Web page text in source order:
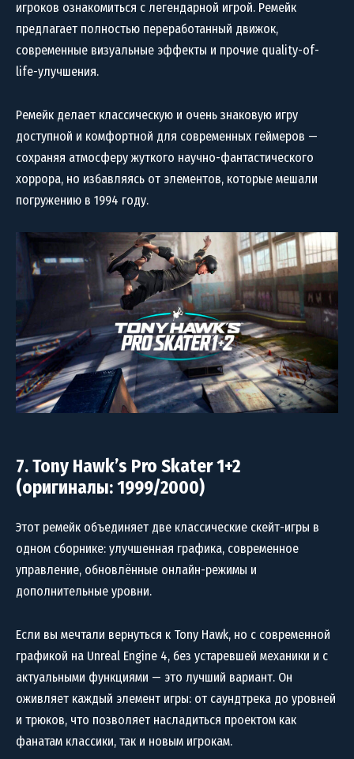
игроков ознакомиться с легендарной игрой. Ремейк
предлагает полностью переработанный движок,
современные визуальные эффекты и прочие quality-of-
life-улучшения.
Ремейк делает классическую и очень знаковую игру
доступной и комфортной для современных геймеров —
сохраняя атмосферу жуткого научно-фантастического
хоррора, но избавляясь от элементов, которые мешали
погружению в 1994 году.
7. Tony Hawk’s Pro Skater 1+2
(оригиналы: 1999/2000)
Этот ремейк объединяет две классические скейт-игры в
одном сборнике: улучшенная графика, современное
управление, обновлённые онлайн-режимы и
дополнительные уровни.
Если вы мечтали вернуться к Tony Hawk, но с современной
графикой на Unreal Engine 4, без устаревшей механики и с
актуальными функциями — это лучший вариант. Он
оживляет каждый элемент игры: от саундтрека до уровней
и трюков, что позволяет насладиться проектом как
фанатам классики, так и новым игрокам.